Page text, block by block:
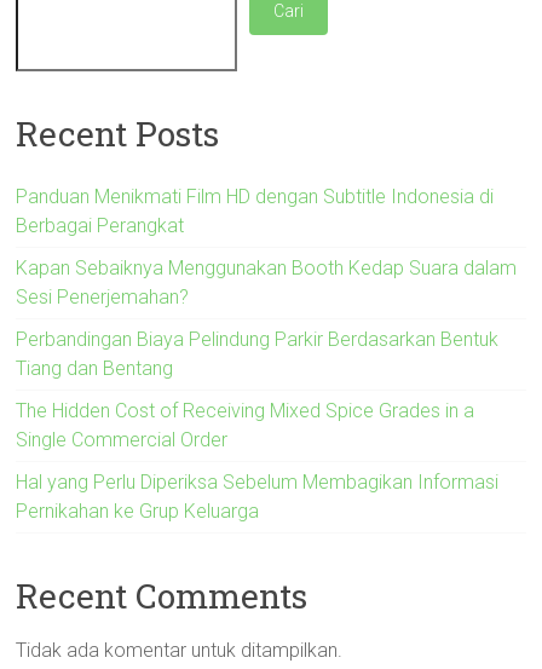
Cari
Recent Posts
Panduan Menikmati Film HD dengan Subtitle Indonesia di
Berbagai Perangkat
Kapan Sebaiknya Menggunakan Booth Kedap Suara dalam
Sesi Penerjemahan?
Perbandingan Biaya Pelindung Parkir Berdasarkan Bentuk
Tiang dan Bentang
The Hidden Cost of Receiving Mixed Spice Grades in a
Single Commercial Order
Hal yang Perlu Diperiksa Sebelum Membagikan Informasi
Pernikahan ke Grup Keluarga
Recent Comments
Tidak ada komentar untuk ditampilkan.